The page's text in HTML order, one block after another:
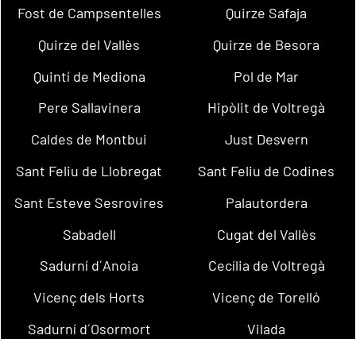
Fost de Campsentelles
Quirze Safaja
Quirze del Vallès
Quirze de Besora
Quintí de Mediona
Pol de Mar
Pere Sallavinera
Hipòlit de Voltregà
Caldes de Montbui
Just Desvern
Sant Feliu de Llobregat
Sant Feliu de Codines
Sant Esteve Sesrovires
Palautordera
Sabadell
Cugat del Vallès
Sadurní d´Anoia
Cecília de Voltregà
Vicenç dels Horts
Vicenç de Torelló
Sadurní d´Osormort
Vilada